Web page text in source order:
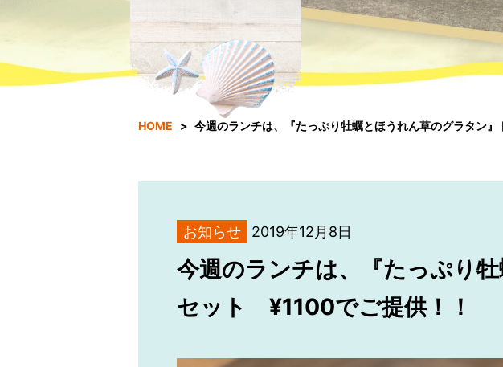
HOME 今週のランチは、『たっぷり牡蠣とほうれん草のグラタン
お知らせ 2019年12月8日
今週のランチは、『たっぷり
セット ¥1100でご提供！！